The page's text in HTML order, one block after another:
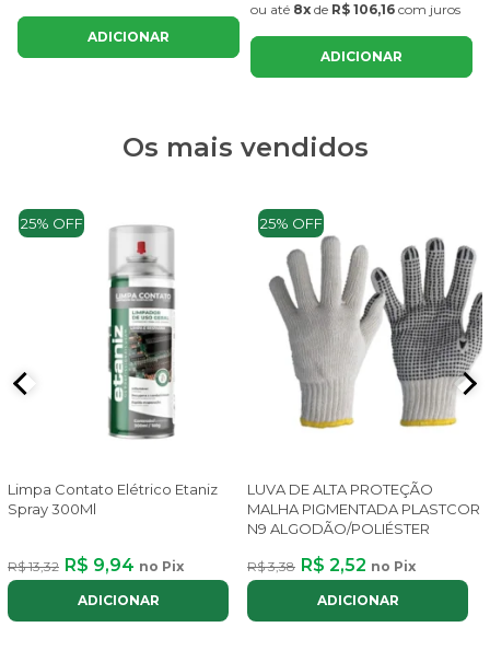
ADICIONAR
ou até 8x de R$ 106,16 com juros
ADICIONAR
Os mais vendidos
25% OFF
Limpa Contato Elétrico Etaniz
Spray 300Ml
R$ 13,32 R$ 9,94 no Pix
ADICIONAR
25% OFF
LUVA DE ALTA PROTEÇÃO
MALHA PIGMENTADA PLASTCOR
N9 ALGODÃO/POLIÉSTER
R$ 3,38 R$ 2,52 no Pix
ADICIONAR